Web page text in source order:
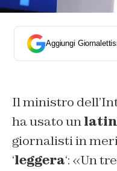
Aggiungi
Il ministro
ha usato un
giornalisti in
‘leggera‘: «Un